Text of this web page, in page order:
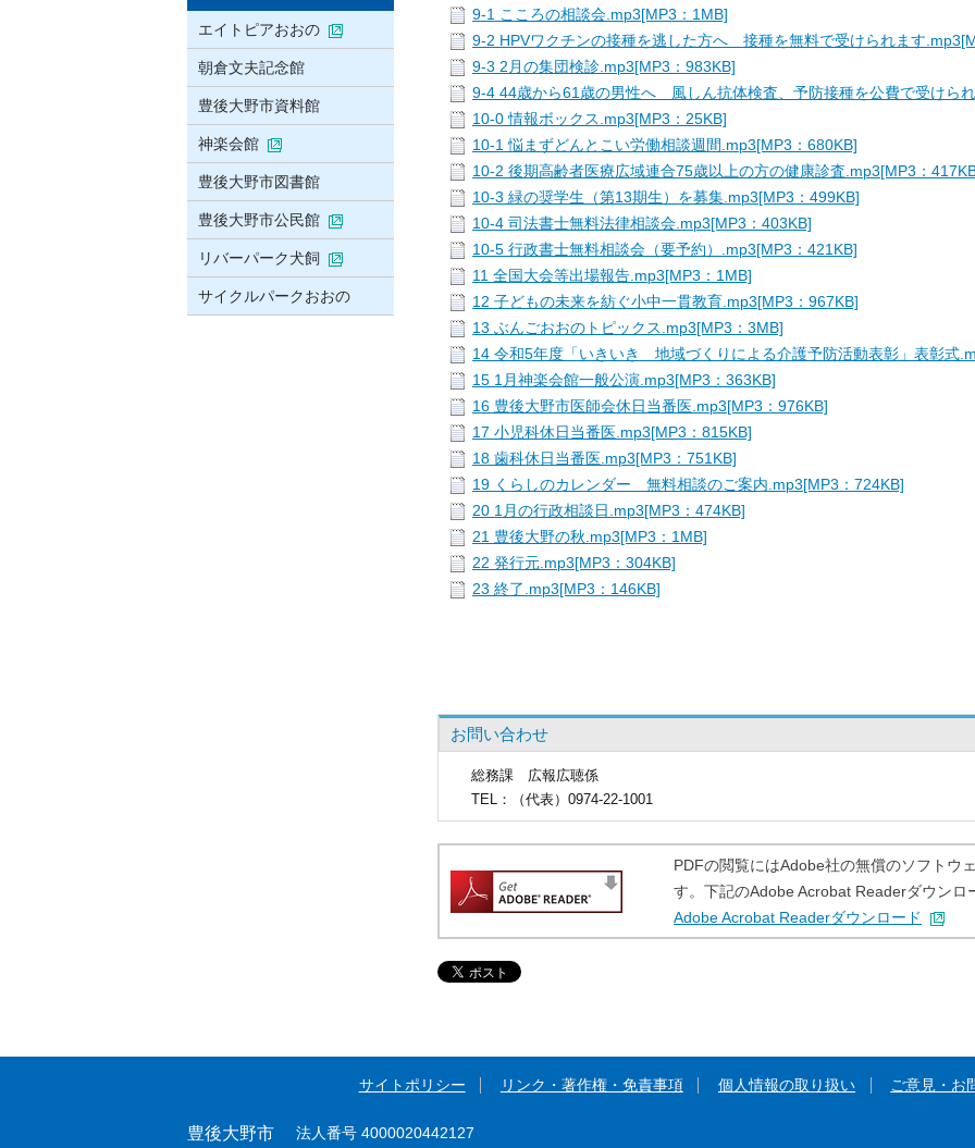
9-1 こころの相談会.mp3[MP3：1MB]
9-2 HPVワクチンの接種を逃した方へ 接種を無料で受けられます
9-3 2月の集団検診.mp3[MP3：983KB]
9-4 44歳から61歳の男性へ 風しん抗体検査、予防接種を公費で受けら
10-0 情報ボックス.mp3[MP3：25KB]
10-1 悩まずどんとこい労働相談週間.mp3[MP3：680KB]
10-2 後期高齢者医療広域連合75歳以上の方の健康診査.mp3[MP3：
10-3 緑の奨学生（第13期生）を募集.mp3[MP3：499KB]
10-4 司法書士無料法律相談会.mp3[MP3：403KB]
10-5 行政書士無料相談会（要予約）.mp3[MP3：421KB]
11 全国大会等出場報告.mp3[MP3：1MB]
12 子どもの未来を紡ぐ小中一貫教育.mp3[MP3：967KB]
13 ぶんごおおのトピックス.mp3[MP3：3MB]
14 令和5年度「いきいき 地域づくりによる介護予防活動表彰」表彰式
15 1月神楽会館一般公演.mp3[MP3：363KB]
16 豊後大野市医師会休日当番医.mp3[MP3：976KB]
17 小児科休日当番医.mp3[MP3：815KB]
18 歯科休日当番医.mp3[MP3：751KB]
19 くらしのカレンダー 無料相談のご案内.mp3[MP3：724KB]
20 1月の行政相談日.mp3[MP3：474KB]
21 豊後大野の秋.mp3[MP3：1MB]
22 発行元.mp3[MP3：304KB]
23 終了.mp3[MP3：146KB]
お問い合わせ
総務課
広報広聴係
TEL ：（代表）0974-22-1001
PDFの閲覧にはAdobe社の無償のソフトウ
す。下記のAdobe Acrobat Readerダウンロ
Adobe Acrobat Readerダウンロード
エイトピアおおの
朝倉文夫記念館
豊後大野市資料館
神楽会館
豊後大野市図書館
豊後大野市公民館
リバーパーク犬飼
サイクルパークおおの
サイトポリシー リンク・著作権・免責事項 個人情報の取り扱い ご意見・お
豊後大野市 法人番号 4000020442127